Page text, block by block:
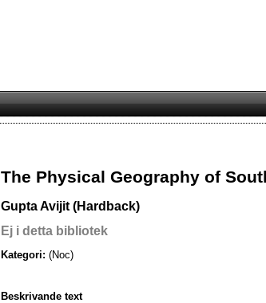
The Physical Geography of
Gupta Avijit (Hardback)
Ej i detta bibliotek
Kategori: (Noc)
Beskrivande text